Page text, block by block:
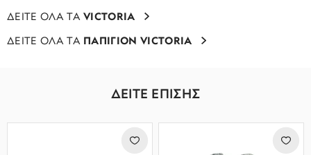
ΔΕΙΤΕ ΟΛΑ ΤΑVICTORIA
ΔΕΙΤΕ ΟΛΑ ΤΑ ΠΑΠΙΓΙΟΝ VICTORIA
ΔΕΙΤΕ ΕΠΙΣΗΣ